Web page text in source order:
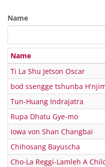
Name
Name
Ti La Shu Jetson Oscar
bod ssengge tshunba
Tun-Huang Indrajatra
Rupa Dhatu Gye-mo
Iowa von Shan Changbai
Chihosang Bayuscha
Cho-La Reggi-Lamleh A